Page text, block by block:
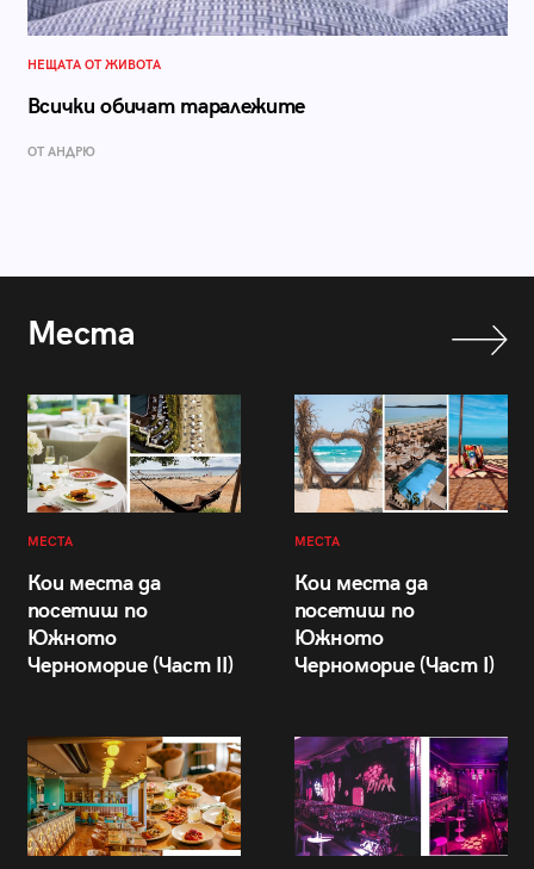
НЕЩАТА ОТ ЖИВОТА
Всички обичат таралежите
ОТ АНДРЮ
Места
МЕСТА
Кои места да
посетиш по
Южното
Черноморие (Част II)
МЕСТА
Кои места да
посетиш по
Южното
Черноморие (Част I)